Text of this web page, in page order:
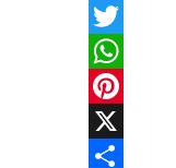
Facebook
Twitter
WhatsApp
Pinterest
X